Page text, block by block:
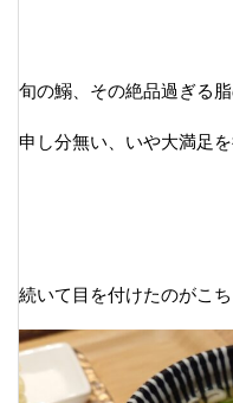
旬の鰯、その絶品過ぎる
申し分無い、いや大満足
続いて目を付けたのがこち